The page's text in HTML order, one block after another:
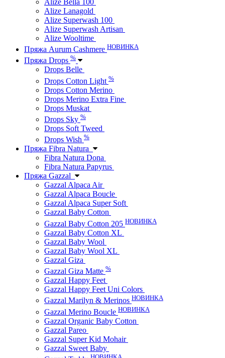
Alize Lanagold
Alize Superwash 100
Alize Superwash Artisan
Alize Wooltime
Пряжа Aurum Cashmere НОВИНКА
Пряжа Drops %
Drops Belle
Drops Cotton Light %
Drops Cotton Merino
Drops Merino Extra Fine
Drops Muskat
Drops Sky %
Drops Soft Tweed
Drops Wish %
Пряжа Fibra Natura
Fibra Natura Dona
Fibra Natura Papyrus
Пряжа Gazzal
Gazzal Alpaca Air
Gazzal Alpaca Boucle
Gazzal Alpaca Super Soft
Gazzal Baby Cotton
Gazzal Baby Cotton 205 НОВИНКА
Gazzal Baby Cotton XL
Gazzal Baby Wool
Gazzal Baby Wool XL
Gazzal Giza
Gazzal Giza Matte %
Gazzal Happy Feet
Gazzal Happy Feet Uni Colors
Gazzal Marilyn & Merinos НОВИНКА
Gazzal Merino Boucle НОВИНКА
Gazzal Organic Baby Cotton
Gazzal Pareo
Gazzal Super Kid Mohair
Gazzal Sweet Baby